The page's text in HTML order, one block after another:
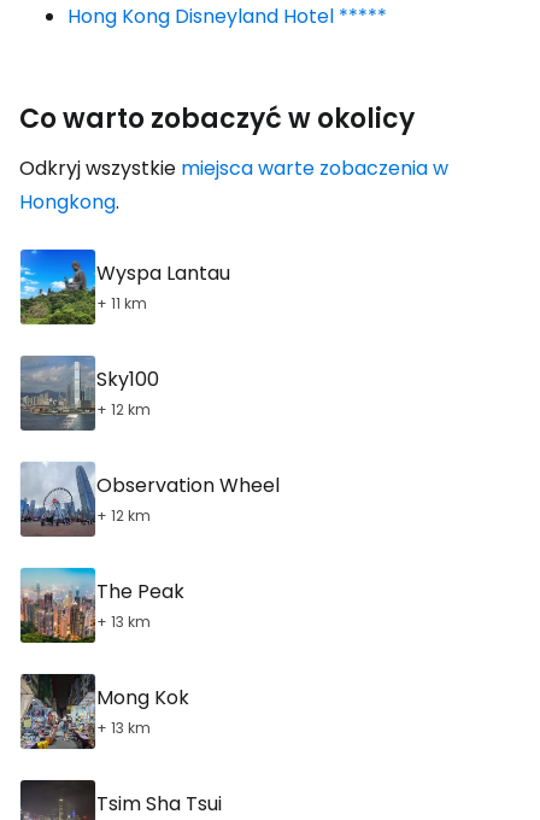
Hong Kong Disneyland Hotel *****
Co warto zobaczyć w okolicy
Odkryj wszystkie miejsca warte zobaczenia w
Hongkong.
Wyspa Lantau
+ 11 km
Sky100
+ 12 km
Observation Wheel
+ 12 km
The Peak
+ 13 km
Mong Kok
+ 13 km
Tsim Sha Tsui